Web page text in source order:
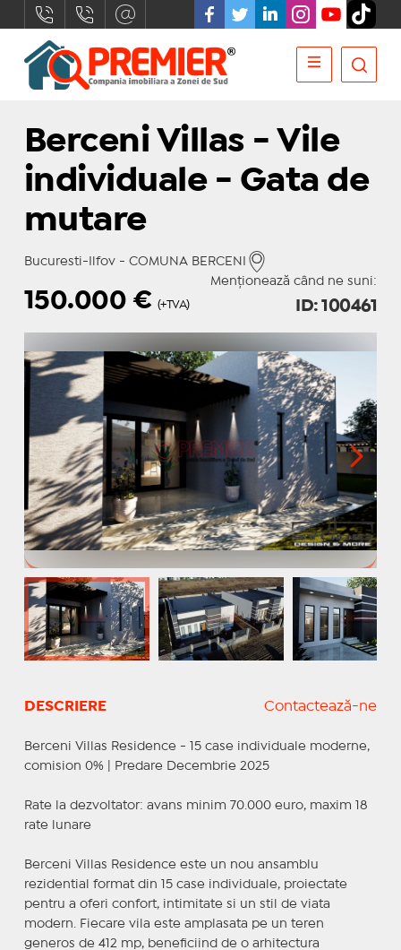
Berceni Villas - Vile
individuale - Gata de
mutare
Bucuresti-Ilfov - COMUNA BERCENI
Menționează când ne suni:
150.000 € (+TVA) ID: 100461
DESCRIERE Contactează-ne
Berceni Villas Residence - 15 case individuale moderne,
comision 0% | Predare Decembrie 2025
Rate la dezvoltator: avans minim 70.000 euro, maxim 18
rate lunare
Berceni Villas Residence este un nou ansamblu
rezidential format din 15 case individuale, proiectate
pentru a oferi confort, intimitate si un stil de viata
modern. Fiecare vila este amplasata pe un teren
generos de 412 mp, beneficiind de o arhitectura